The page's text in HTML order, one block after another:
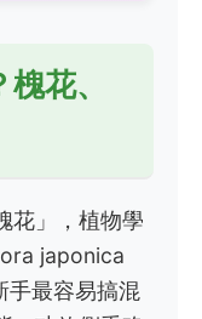
花、
花」，植物學
japonica
手最容易搞混